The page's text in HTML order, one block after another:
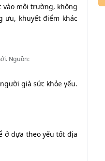
vào môi trường, không
ưu, khuyết điểm khác
Nguồn:
già sức khỏe yếu.
ở dựa theo yếu tốt địa